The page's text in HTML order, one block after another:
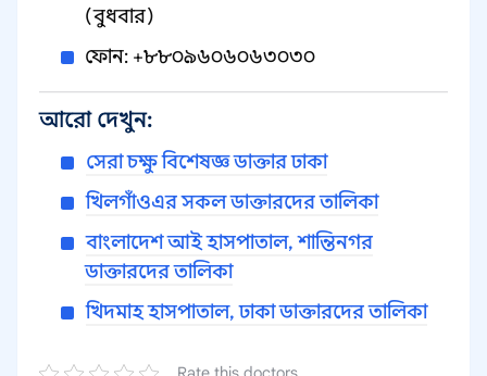
(বুধবার)
ফোন: +৮৮০৯৬০৬০৬৩০৩০
আরো দেখুন:
সেরা চক্ষু বিশেষজ্ঞ ডাক্তার ঢাকা
খিলগাঁওএর সকল ডাক্তারদের তালিকা
বাংলাদেশ আই হাসপাতাল, শান্তিনগর
ডাক্তারদের তালিকা
খিদমাহ হাসপাতাল, ঢাকা ডাক্তারদের তালিকা